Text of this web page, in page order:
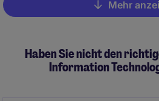
Pagination
Mehr
Haben Sie nicht den
Information